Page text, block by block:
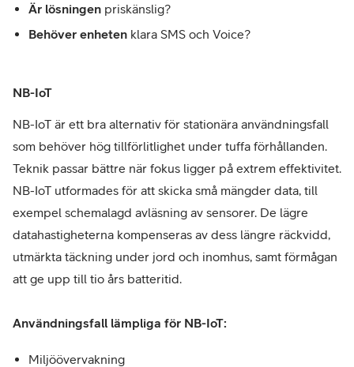
Är lösningen priskänslig?
Behöver enheten klara SMS och Voice?
NB-IoT
NB-IoT är ett bra alternativ för stationära användningsfall
som behöver hög tillförlitlighet under tuffa förhållanden.
Teknik passar bättre när fokus ligger på extrem effektivitet.
NB-IoT utformades för att skicka små mängder data, till
exempel schemalagd avläsning av sensorer. De lägre
datahastigheterna kompenseras av dess längre räckvidd,
utmärkta täckning under jord och inomhus, samt förmågan
att ge upp till tio års batteritid.
Användningsfall lämpliga för NB-IoT:
Miljöövervakning